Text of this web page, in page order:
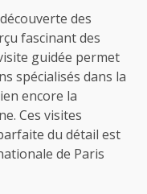
des
fascinant des
guidée permet
spécialisés dans la
encore la
Ces visites
du détail est
de Paris